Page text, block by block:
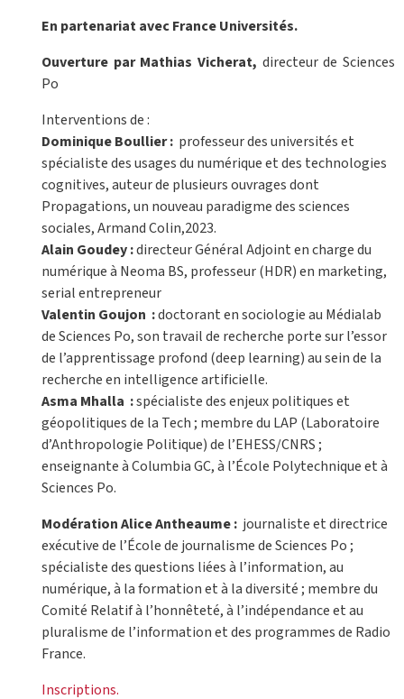
En partenariat avec France Universités.
Ouverture par Mathias Vicherat, directeur de Sciences
Po
Interventions de :
Dominique Boullier : professeur des universités et
spécialiste des usages du numérique et des technologies
cognitives, auteur de plusieurs ouvrages dont
Propagations, un nouveau paradigme des sciences
sociales, Armand Colin,2023.
Alain Goudey :directeur Général Adjoint en charge du
numérique à Neoma BS, professeur (HDR) en marketing,
serial entrepreneur
Valentin Goujon :doctorant en sociologie au Médialab
de Sciences Po, son travail de recherche porte sur l’essor
de l’apprentissage profond (deep learning) au sein de la
recherche en intelligence artificielle.
Asma Mhalla :spécialiste des enjeux politiques et
géopolitiques de la Tech ; membre du LAP (Laboratoire
d’Anthropologie Politique) de l’EHESS/CNRS ;
enseignante à Columbia GC, à l’École Polytechnique et à
Sciences Po.
Modération Alice Antheaume : journaliste et directrice
exécutive de l’École de journalisme de Sciences Po ;
spécialiste des questions liées à l’information, au
numérique, à la formation et à la diversité ; membre du
Comité Relatif à l’honnêteté, à l’indépendance et au
pluralisme de l’information et des programmes de Radio
France.
Inscriptions.